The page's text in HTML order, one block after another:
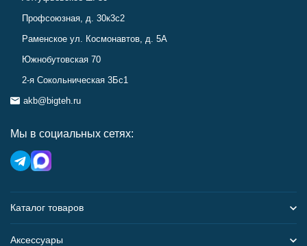
Профсоюзная, д. 30к3с2
Раменское ул. Космонавтов, д. 5А
Южнобутовская 70
2-я Сокольническая 3Бс1
akb@bigteh.ru
Мы в социальных сетях:
Каталог товаров
Аксессуары